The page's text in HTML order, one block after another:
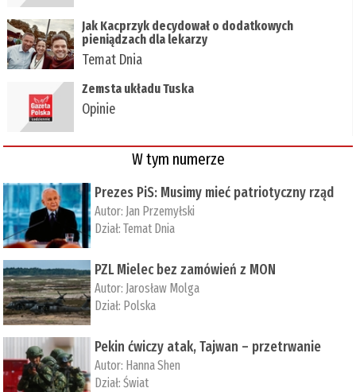
Jak Kacprzyk decydował o dodatkowych
pieniądzach dla lekarzy
Temat Dnia
Zemsta układu Tuska
Opinie
W tym numerze
Prezes PiS: Musimy mieć patriotyczny rząd
Autor: Jan Przemyłski
Dział:Temat Dnia
PZL Mielec bez zamówień z MON
Autor: Jarosław Molga
Dział: Polska
Pekin ćwiczy atak, Tajwan – przetrwanie
Autor: ­Hanna Shen
Dział:Świat